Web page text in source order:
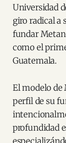
Universidad
giro radical a
fundar
como el
Guatemala.
El modelo
perfil de su
profundidad